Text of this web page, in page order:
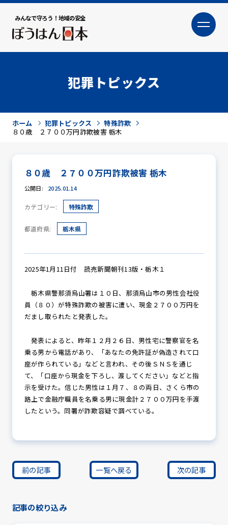
みんなで守ろう！地域の安全
大
防犯活動ニュース
防犯パトロール
防犯セミナー
防犯対策情報
防犯協力会について
犯罪トピックス
ホーム 犯罪トピックス
特殊詐欺
８０歳 ２７００万円詐欺被害 栃木
８０歳 ２７００万円詐欺被害 栃木
公開日: 2025.01.14
カテゴリー: 特殊詐欺
都道府県: 栃木県
2025年1月11日付 読売新聞朝刊13版・栃木１
栃木県警那須烏山署は１０日、那須烏山市の男性会社役
員（８０）が特殊詐欺の被害に遭い、現金２７００万円を
だまし取られたと発表した。
発表によると、昨年１２月２６日、男性宅に警察官を名
乗る男から電話があり、「あなたの免許証が偽造されて口
座が作られている」などと言われ、その後ＳＮＳを通じ
て、「口座から現金を下ろし、渡してください」などと指
示を受けた。信じた男性は１月７、８の両日、さくら市の
路上で金融庁職員を名乗る男に現金計２７００万円を手渡
したという。同署が詐欺容疑で調べている。
前の記事 一覧へ戻る 次の記事
記事の絞り込み